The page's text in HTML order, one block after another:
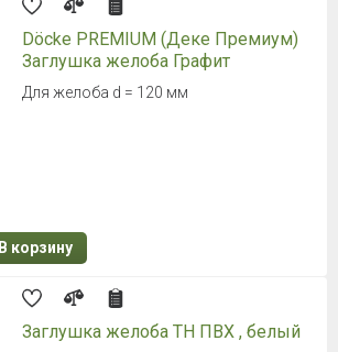
Döcke PREMIUM (Деке Премиум)
Заглушка желоба Графит
Для желоба d = 120 мм
В корзину
Заглушка желоба ТН ПВХ , белый